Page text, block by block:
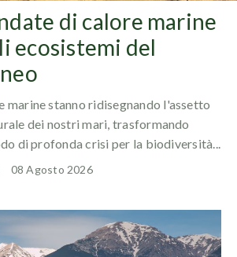
di calore marine
ecosistemi del
marine stanno ridisegnando l'assetto
dei nostri mari, trasformando
di profonda crisi per la biodiversità...
08 Agosto 2026